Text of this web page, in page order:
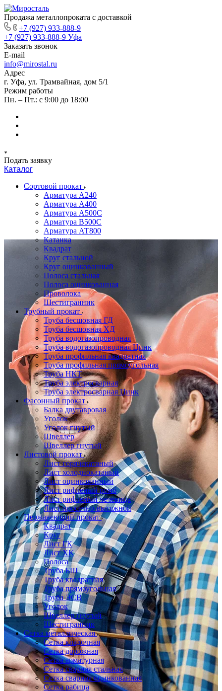
Продажа металлопроката с доставкой
+7 (927) 933-888-9
+7 (927) 933-888-9 Уфа
Заказать звонок
E-mail
info@mirostal.ru
Адрес
г. Уфа, ул. Трамвайная, дом 5/1
Режим работы
Пн. – Пт.: с 9:00 до 18:00
Подать заявку
Каталог
Сортовой прокат
Арматура А240
Арматура А400
Арматура А500C
Арматура В500С
Арматура АТ800
Катанка
Квадрат
Круг стальной
Круг оцинкованный
Полоса стальная
Полоса оцинкованная
Проволока
Шестигранник
Трубный прокат
Труба бесшовная ГД
Труба бесшовная ХД
Труба водогазопроводная
Труба водогазопроводная Цинк
Труба профильная квадратная
Труба профильная прямоугольная
Труба НКТ
Труба электросварная
Труба электросварная Цинк
Фасонный прокат
Балка двутавровая
Уголок
Уголок гнутый
Швеллер
Швеллер гнутый
Листовой прокат
Лист горячекатаный
Лист холоднокатаный
Лист оцинкованный
Лист рифленый ромб
Лист рифленый чечевица
Лист просечно-вытяжной
Нержавеющий прокат
Квадрат
Круг
Лист ГК
Лист ХК
Полоса
Труба БШ
Труба квадратная
Труба прямоугольная
Труба ЭСВ
Уголок
Швеллер гнутый
Шестигранник
Сетка металлическая
Сетка кладочная
Сетка дорожная
Сетка арматурная
Сетка сварная стальная
Сетка сварная оцинкованная
Сетка рабица